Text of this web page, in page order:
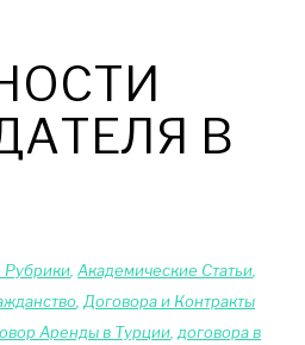
В
Pyбрики Академические Статьи
Договора и Контракты
Аренды в Турции договора в